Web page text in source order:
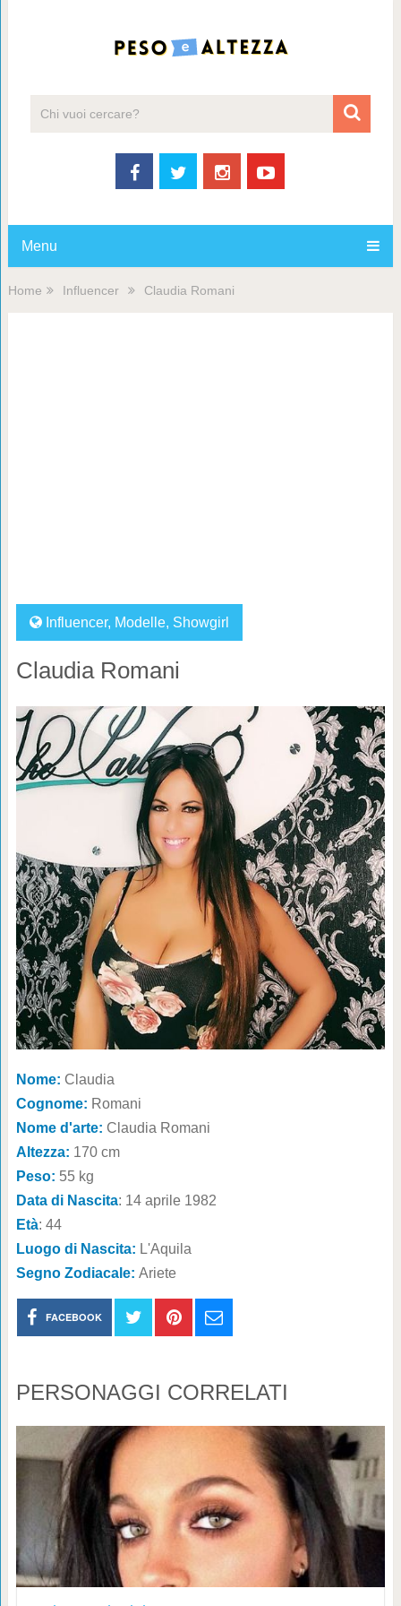
Menu
Home Influencer Claudia Romani
Influencer, Modelle, Showgirl
Claudia Romani
Nome: Claudia
Cognome: Romani
Nome d'arte: Claudia Romani
Altezza: 170 cm
Peso: 55 kg
Data di Nascita: 14 aprile 1982
Età: 44
Luogo di Nascita: L'Aquila
Segno Zodiacale: Ariete
FACEBOOK
PERSONAGGI CORRELATI